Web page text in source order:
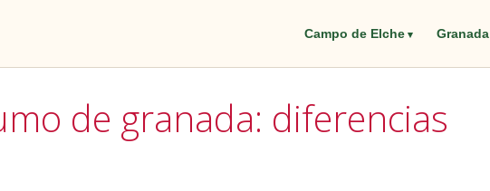
Campo de Elche Granada
de granada: diferencias